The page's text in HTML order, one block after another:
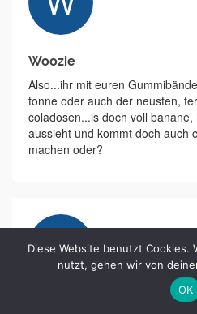
Woozie
Also...ihr mit euren
tonne oder auch der neusten,
coladosen...is doch voll
aussieht und kommt doch auch
machen oder?
Diese Website benutzt Cookies.
nutzt, gehen wir von
OK